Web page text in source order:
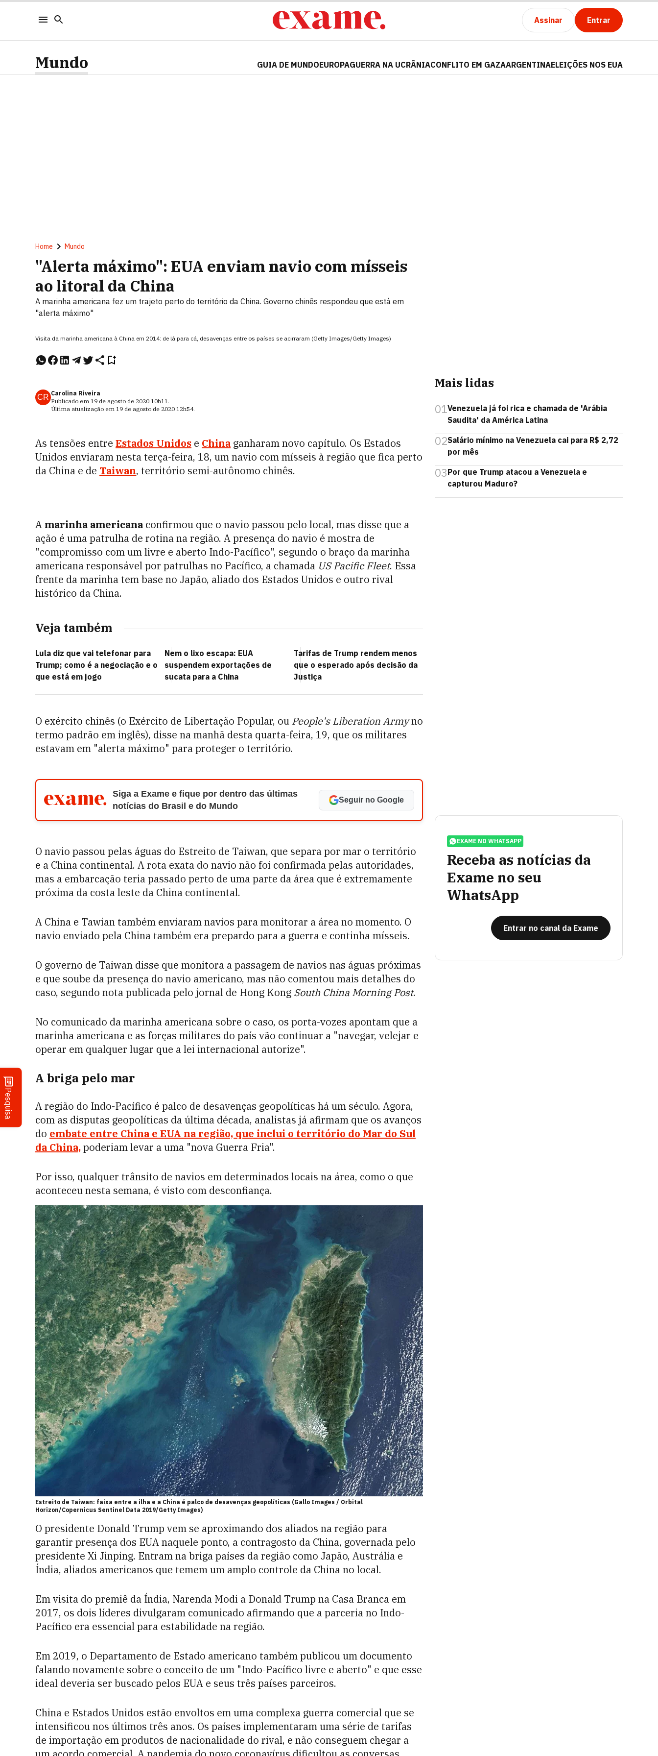
Assinar Entrar
Pesquisa
Mundo GUIA DE MUNDOEUROPAGUERRA NA UCRÂNIACONFLITO EM GAZAARGENTINAELEIÇÕES NOS EUA
Home Mundo
"Alerta máximo": EUA enviam navio com mísseis
ao litoral da China
A marinha americana fez um trajeto perto do território da China. Governo chinês respondeu que está em
"alerta máximo"
Visita da marinha americana à China em 2014: de lá para cá, desavenças entre os países se acirraram (Getty Images/Getty Images)
CR Carolina Riveira
Publicado em 19 de agosto de 2020 10h11.
Última atualização em 19 de agosto de 2020 12h54.
As tensões entre Estados Unidos e China ganharam novo capítulo. Os Estados
Unidos enviaram nesta terça-feira, 18, um navio com mísseis à região que fica perto
da China e de Taiwan, território semi-autônomo chinês.
A marinha americana confirmou que o navio passou pelo local, mas disse que a
ação é uma patrulha de rotina na região. A presença do navio é mostra de
"compromisso com um livre e aberto Indo-Pacífico", segundo o braço da marinha
americana responsável por patrulhas no Pacífico, a chamada US Pacific Fleet. Essa
frente da marinha tem base no Japão, aliado dos Estados Unidos e outro rival
histórico da China.
Veja também
Lula diz que vai telefonar para
Trump; como é a negociação e o
que está em jogo
Nem o lixo escapa: EUA
suspendem exportações de
sucata para a China
Tarifas de Trump rendem menos
que o esperado após decisão da
Justiça
O exército chinês (o Exército de Libertação Popular, ou People's Liberation Armyno
termo padrão em inglês), disse na manhã desta quarta-feira, 19, que os militares
estavam em "alerta máximo" para proteger o território.
Siga a Exame e fique por dentro das últimas
notícias do Brasil e do Mundo
Seguir no Google
O navio passou pelas águas do Estreito de Taiwan, que separa por mar o território
e a China continental. A rota exata do navio não foi confirmada pelas autoridades,
mas a embarcação teria passado perto de uma parte da área que é extremamente
próxima da costa leste da China continental.
A China e Tawian também enviaram navios para monitorar a área no momento. O
navio enviado pela China também era prepardo para a guerra e continha mísseis.
O governo de Taiwan disse que monitora a passagem de navios nas águas próximas
e que soube da presença do navio americano, mas não comentou mais detalhes do
caso, segundo nota publicada pelo jornal de Hong Kong South China Morning Post.
No comunicado da marinha americana sobre o caso, os porta-vozes apontam que a
marinha americana e as forças militares do país vão continuar a "navegar, velejar e
operar em qualquer lugar que a lei internacional autorize".
A briga pelo mar
A região do Indo-Pacífico é palco de desavenças geopolíticas há um século. Agora,
com as disputas geopolíticas da última década, analistas já afirmam que os avanços
do embate entre China e EUA na região, que inclui o território do Mar do Sul
da China,poderiam levar a uma "nova Guerra Fria".
Por isso, qualquer trânsito de navios em determinados locais na área, como o que
aconteceu nesta semana, é visto com desconfiança.
Estreito de Taiwan: faixa entre a ilha e a China é palco de desavenças geopolíticas (Gallo Images / Orbital
Horizon/Copernicus Sentinel Data 2019/Getty Images)
O presidente Donald Trump vem se aproximando dos aliados na região para
garantir presença dos EUA naquele ponto, a contragosto da China, governada pelo
presidente Xi Jinping. Entram na briga países da região como Japão, Austrália e
Índia, aliados americanos que temem um amplo controle da China no local.
Em visita do premiê da Índia, Narenda Modi a Donald Trump na Casa Branca em
2017, os dois líderes divulgaram comunicado afirmando que a parceria no Indo-
Pacífico era essencial para estabilidade na região.
Em 2019, o Departamento de Estado americano também publicou um documento
falando novamente sobre o conceito de um "Indo-Pacífico livre e aberto" e que esse
ideal deveria ser buscado pelos EUA e seus três países parceiros.
China e Estados Unidos estão envoltos em uma complexa guerra comercial que se
intensificou nos últimos três anos. Os países implementaram uma série de tarifas
de importação em produtos de nacionalidade do rival, e não conseguem chegar a
Mais lidas
01Venezuela já foi rica e chamada de 'Arábia
Saudita' da América Latina
02Salário mínimo na Venezuela cai para R$ 2,72
por mês
03Por que Trump atacou a Venezuela e
capturou Maduro?
EXAME NO WHATSAPP
Receba as notícias da
Exame no seu
WhatsApp
Entrar no canal da Exame